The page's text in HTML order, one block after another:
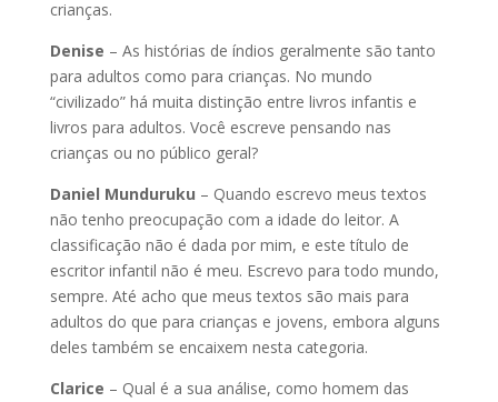
crianças.
Denise – As histórias de índios geralmente são tanto
para adultos como para crianças. No mundo
“civilizado” há muita distinção entre livros infantis e
livros para adultos. Você escreve pensando nas
crianças ou no público geral?
Daniel Munduruku – Quando escrevo meus textos
não tenho preocupação com a idade do leitor. A
classificação não é dada por mim, e este título de
escritor infantil não é meu. Escrevo para todo mundo,
sempre. Até acho que meus textos são mais para
adultos do que para crianças e jovens, embora alguns
deles também se encaixem nesta categoria.
Clarice – Qual é a sua análise, como homem das